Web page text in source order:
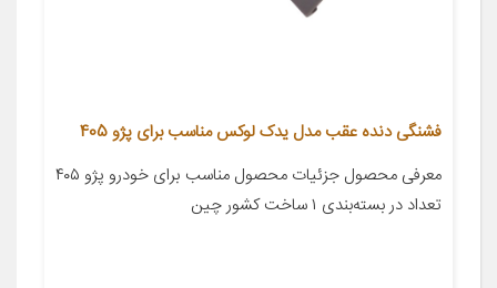
فشنگی دنده عقب مدل یدک لوکس مناسب برای پژو 405
معرفی محصول جزئیات محصول مناسب برای خودرو پژو ۴۰۵
تعداد در بسته‌بندی ۱ ساخت کشور چین